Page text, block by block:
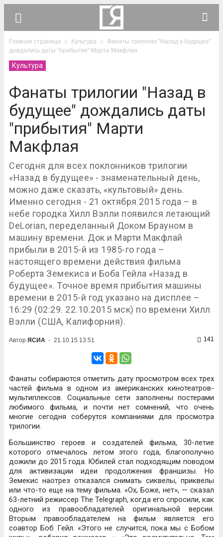
Главная страница Культура
Фанаты трилогии "Назад в будущее"
дождались даты "прибытия" Марти Макфлая
Культура
Фанаты трилогии "Назад в
будущее" дождались даты
"прибытия" Марти
Макфлая
Сегодня для всех поклонников трилогии
«Назад в будущее» - знаменательный день,
можно даже сказать, «культовый» день.
Именно сегодня - 21 октября 2015 года – в
небе городка Хилл Вэлли появился летающий
DeLorian, переделанный Доком Брауном в
машину времени. Док и Марти Макфлай
прибыли в 2015-й из 1985-го года –
настоящего времени действия фильма
Роберта Земекиса и Боба Гейла «Назад в
будущее». Точное время прибытия машины
времени в 2015-й год указано на дисплее –
16:29 (02:29. 22.10.2015 мск) по времени Хилл
Вэлли (США, Калифорния).
Автор ЯСИА - 21.10.15 13:51 141
Фанаты собираются отметить дату просмотром всех трех
частей фильма в одном из американских кинотеатров-
мультиплексов. Социальные сети заполнены постерами
любимого фильма, и почти нет сомнений, что очень
многие сегодня соберутся компаниями для просмотра
трилогии.
Большинство героев и создателей фильма, 30-летие
которого отмечалось летом этого года, благополучно
дожили до 2015 года. Юбилей стал подходящим поводом
для активизации идеи продолжения франшизы. Но
Земекис наотрез отказался снимать сиквелы, приквелы
или что-то еще на тему фильма. «Ох, Боже, нет», — сказал
63-летний режиссер The Telegraph, когда его спросили, как
одного из правообладателей оригинальной версии.
Вторым правообладателем на фильм является его
соавтор Боб Гейл. «Этого не случится, пока мы с Бобом